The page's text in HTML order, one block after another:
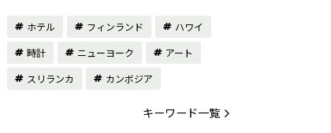
ホテル フィンランド
ハワイ
時計
ニューヨーク
アート
スリランカ
カンボジア
キーワード一覧